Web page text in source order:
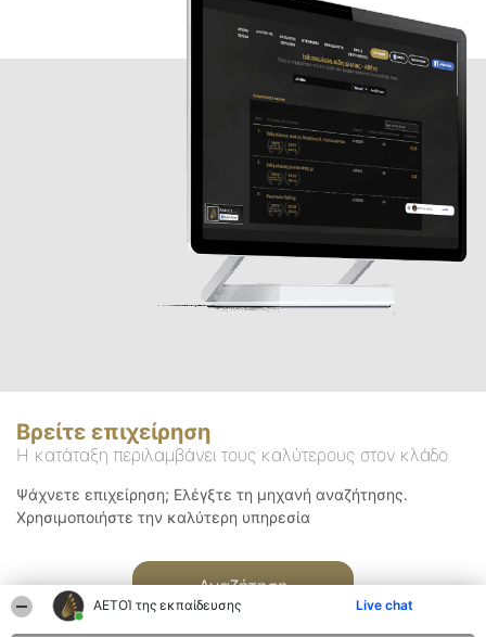
ΑΕΤΟΊ της εκπαίδευσης Live chat
Βρείτε επιχείρηση
Η κατάταξη περιλαμβάνει τους καλύτερους στον κλάδο
Ψάχνετε επιχείρηση; Ελέγξτε τη μηχανή αναζήτησης.
Χρησιμοποιήστε την καλύτερη υπηρεσία
Αναζήτηση